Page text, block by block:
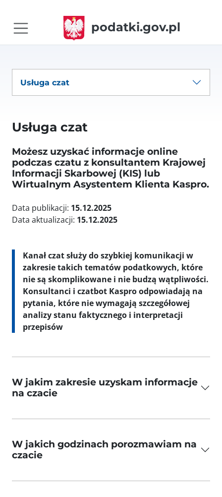
podatki.gov.pl
Usługa czat
Usługa czat
Możesz uzyskać informacje online
podczas czatu z konsultantem Krajowej
Informacji Skarbowej (KIS) lub
Wirtualnym Asystentem Klienta Kaspro.
Data publikacji: 15.12.2025
Data aktualizacji: 15.12.2025
Kanał czat służy do szybkiej komunikacji w
zakresie takich tematów podatkowych, które
nie są skomplikowane i nie budzą wątpliwości.
Konsultanci i czatbot Kaspro odpowiadają na
pytania, które nie wymagają szczegółowej
analizy stanu faktycznego i interpretacji
przepisów
W jakim zakresie uzyskam informacje
na czacie
W jakich godzinach porozmawiam na
czacie